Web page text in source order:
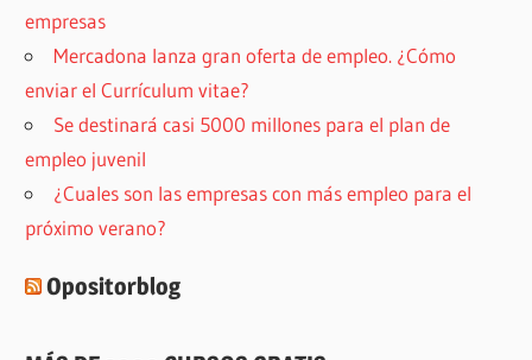
empresas
Mercadona lanza gran oferta de empleo. ¿Cómo
enviar el Currículum vitae?
Se destinará casi 5000 millones para el plan de
empleo juvenil
¿Cuales son las empresas con más empleo para el
próximo verano?
Opositorblog